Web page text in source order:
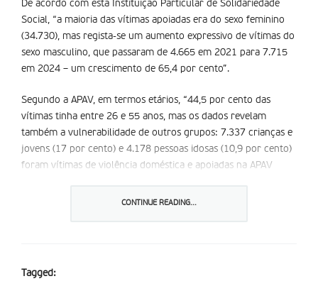
De acordo com esta Instituição Particular de Solidariedade
Social, “a maioria das vítimas apoiadas era do sexo feminino
(34.730), mas regista-se um aumento expressivo de vítimas do
sexo masculino, que passaram de 4.665 em 2021 para 7.715
em 2024 – um crescimento de 65,4 por cento”.
Segundo a APAV, em termos etários, “44,5 por cento das
vítimas tinha entre 26 e 55 anos, mas os dados revelam
também a vulnerabilidade de outros grupos: 7.337 crianças e
jovens (17 por cento) e 4.178 pessoas idosas (10,9 por cento)
foram vítimas de violência doméstica e apoiadas na APAV
por esta instituição entre 2021 e 2024 era de nacionalidade
continuada, ou seja, episódios repetidos de violência ao longo
CONTINUE READING...
Tagged: